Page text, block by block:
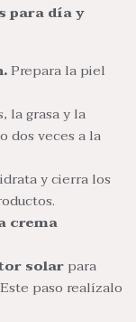
para día y
Prepara la piel
la grasa y la
dos veces a la
y cierra los
crema
solarpara
paso realízalo